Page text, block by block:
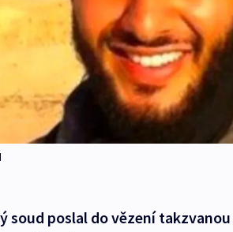
soud poslal do vězení